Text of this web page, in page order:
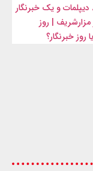
شهادت ۸ دیپلمات و یک خبرنگار
مزارشریف | روز
روز خبرنگار؟